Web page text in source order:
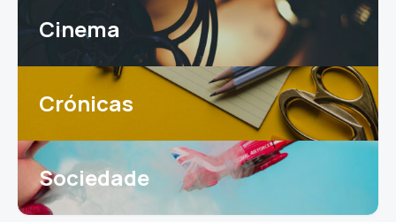
Cinema
Crónicas
Sociedade